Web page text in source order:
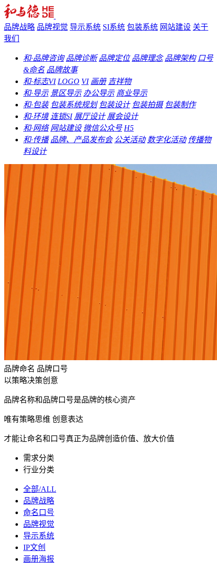
品牌战略 品牌视觉 导示系统 SI系统 包装系统 网站建设 关于
我们
和·品牌咨询 品牌诊断 品牌定位 品牌理念 品牌架构 口号
&命名 品牌故事
和·标志VI LOGO VI 画册 吉祥物
和·导示 景区导示 办公导示 商业导示
和·包装 包装系统规划 包装设计 包装拍摄 包装制作
和·环境 连锁SI 展厅设计 展会设计
和·网络 网站建设 微信公众号 H5
和·传播 品牌、产品发布会 公关活动 数字化活动 传播物
料设计
品牌命名 品牌口号
以策略决策创意
品牌名称和品牌口号是品牌的核心资产
唯有策略思维 创意表达
才能让命名和口号真正为品牌创造价值、放大价值
需求分类
行业分类
全部/ALL
品牌战略
命名口号
品牌视觉
导示系统
IP文创
画册海报